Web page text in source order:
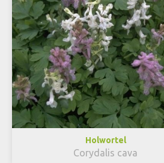
Holwortel
Corydalis cava